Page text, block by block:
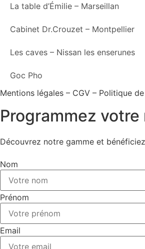
La table d’Émilie – Marseillan
Cabinet Dr.Crouzet – Montpellier
Les caves – Nissan les enserunes
Goc Pho
Mentions légales – CGV – Politique
Programmez
Découvrez notre gamme et
Nom
Prénom
Email